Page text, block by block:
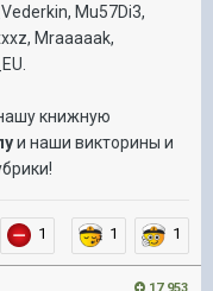
Mu57Di3,
Mraaaaak,
книжную
и наши викторины и
и!
1 1 1
17 953